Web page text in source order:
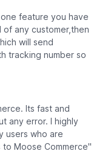
feature you have
any customer,then
will send
tracking number so
Its fast and
any error. I highly
users who are
Moose Commerce"